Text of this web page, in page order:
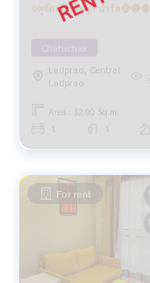
จตุจักร💥เซ็นจูรี่ ปาร์ค🔴🟢🟡
Ladprao, Central
Ladprao
Area : 32.00 Sq.m.
1 1
For rent